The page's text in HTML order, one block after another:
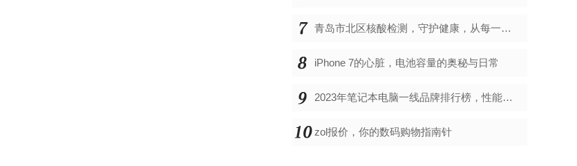
青岛市北区核酸检测，守护健康，从每一次检测开始
iPhone 7的心脏，电池容量的奥秘与日常
2023年笔记本电脑一线品牌排行榜，性能、创新与用户满意度的综合考量
zol报价，你的数码购物指南针